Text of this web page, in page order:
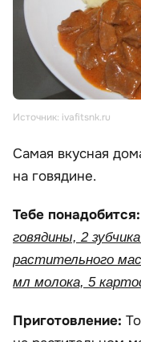
Источник: ivafitsnk.ru
Самая вкусная
на говядине.
Тебе понадобится:
говядины, 2
растительного
мл молока, 5
Приготовление: